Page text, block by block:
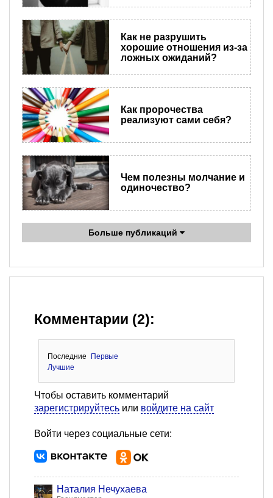
Как не разрушить
хорошие отношения из-за
ложных ожиданий?
Как пророчества
реализуют сами себя?
Чем полезны молчание и
одиночество?
Больше публикаций
Комментарии (2):
Последние
Первые
Лучшие
Чтобы оставить комментарий
зарегистрируйтесь или войдите на сайт
Войти через социальные сети:
Наталия Нечухаева